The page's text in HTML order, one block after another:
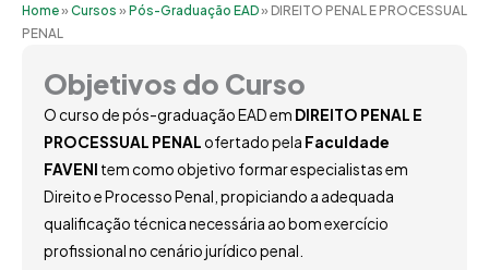
Home»Cursos »Pós-Graduação EAD» DIREITO PENAL E PROCESSUAL
PENAL
Objetivos do Curso
O curso de pós-graduação EAD em DIREITO PENAL E
PROCESSUAL PENAL ofertado pela Faculdade
FAVENI tem como objetivo formar especialistas em
Direito e Processo Penal, propiciando a adequada
qualificação técnica necessária ao bom exercício
profissional no cenário jurídico penal.